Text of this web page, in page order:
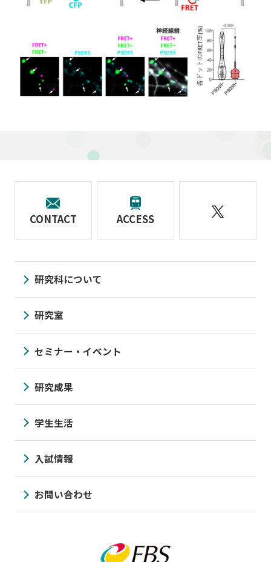
CONTACT ACCESS
研究科について
研究室
セミナー・イベント
研究成果
学生生活
入試情報
お問い合わせ